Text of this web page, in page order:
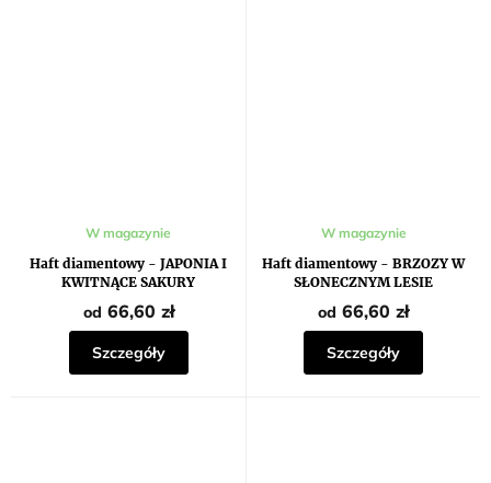
Haft diamentowy - JAPONIA I
KWITNĄCE SAKURY
W magazynie
od 66,60 zł
Szczegóły
Haft diamentowy - BRZOZY W
SŁONECZNYM LESIE
Średnia
ocena
produktu
wynosi
5,0
na
5
gwiazdek.
W magazynie
od 66,60 zł
Szczegóły